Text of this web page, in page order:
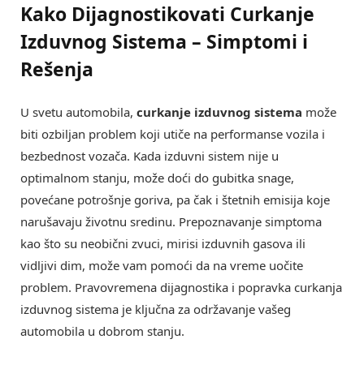
Kako Dijagnostikovati Curkanje
Izduvnog Sistema – Simptomi i
Rešenja
U svetu automobila, curkanje izduvnog sistema može
biti ozbiljan problem koji utiče na performanse vozila i
bezbednost vozača. Kada izduvni sistem nije u
optimalnom stanju, može doći do gubitka snage,
povećane potrošnje goriva, pa čak i štetnih emisija koje
narušavaju životnu sredinu. Prepoznavanje simptoma
kao što su neobični zvuci, mirisi izduvnih gasova ili
vidljivi dim, može vam pomoći da na vreme uočite
problem. Pravovremena dijagnostika i popravka curkanja
izduvnog sistema je ključna za održavanje vašeg
automobila u dobrom stanju.